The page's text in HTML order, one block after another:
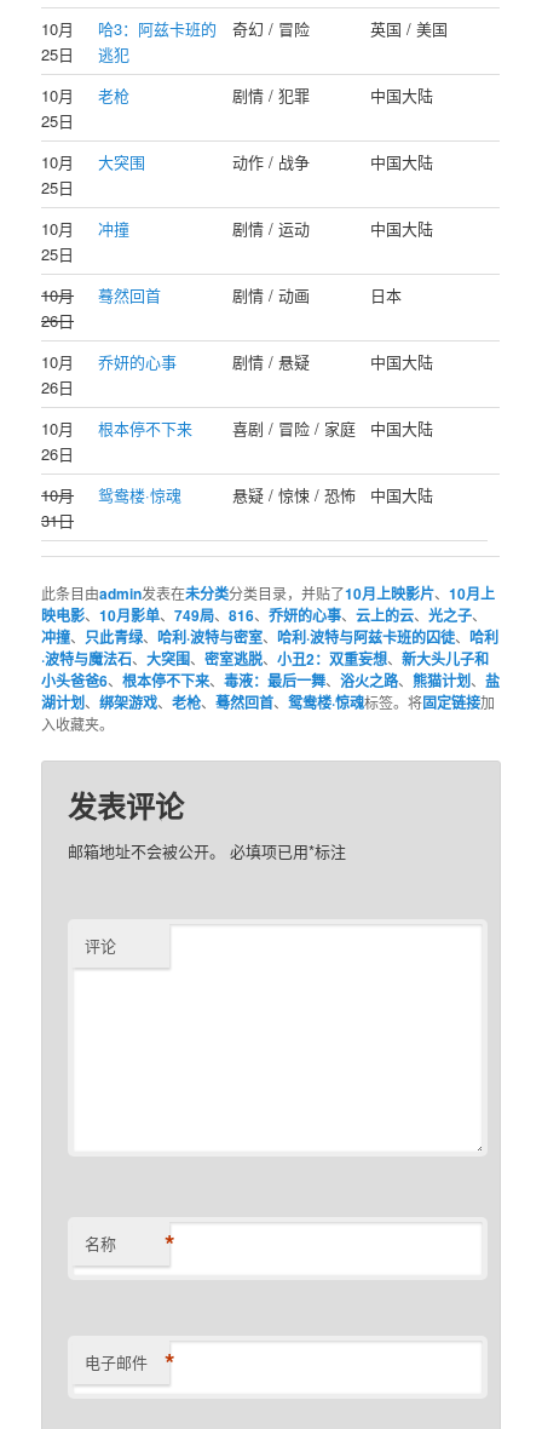
10月
25日
哈3：阿兹卡班的
逃犯
奇幻 / 冒险 英国 / 美国
10月
25日
老枪 剧情 / 犯罪 中国大陆
10月
25日
大突围 动作 / 战争 中国大陆
10月
25日
冲撞 剧情 / 运动 中国大陆
10月
26日
蓦然回首 剧情 / 动画 日本
10月
26日
乔妍的心事 剧情 / 悬疑 中国大陆
10月
26日
根本停不下来 喜剧 / 冒险 / 家庭 中国大陆
10月
31日
鸳鸯楼·惊魂 悬疑 / 惊悚 / 恐怖 中国大陆
此条目由admin发表在未分类分类目录，并贴了10月上映影片、10月上
映电影、10月影单、749局、816、乔妍的心事、云上的云、光之子、
冲撞、 只此青绿、哈利·波特与密室、哈利·波特与阿兹卡班的囚徒、哈利
·波特与魔法石、大突围、密室逃脱、小丑2：双重妄想、新大头儿子和
小头爸爸6、根本停不下来、毒液：最后一舞、浴火之路、熊猫计划、盐
湖计划、绑架游戏、老枪、蓦然回首、鸳鸯楼·惊魂标签。将固定链接加
入收藏夹。
发表评论
邮箱地址不会被公开。 必填项已用*标注
评论
名称 *
电子邮件 *